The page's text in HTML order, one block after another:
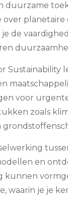
duurzame
over
de
Sustainability
voor
zoals
en
kunnen
waarin je je